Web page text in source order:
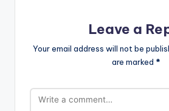
Leave a
Your email address will not be
are marked *